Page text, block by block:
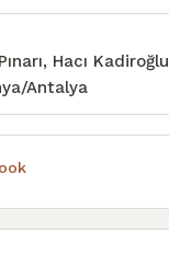
Hacı Kadiroğlu
Antalya